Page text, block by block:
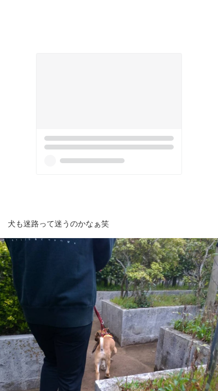
犬も迷路って迷うのかなぁ笑